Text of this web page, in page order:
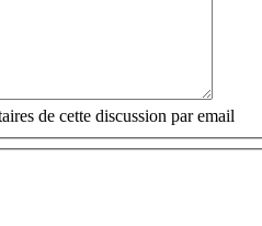
de cette discussion par email